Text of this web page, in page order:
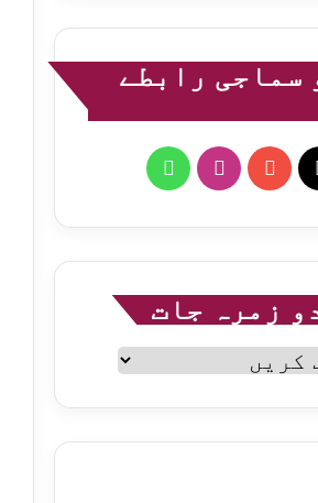
سماجی رابطے
YouTube
Instagram
WhatsApp
زمرہ جات